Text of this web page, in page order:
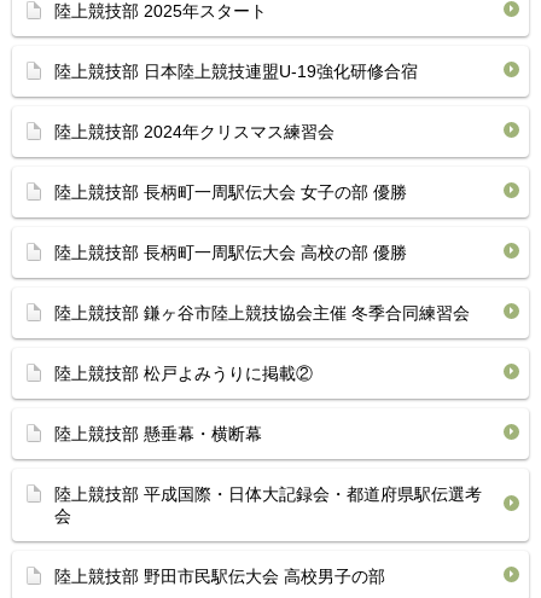
陸上競技部 2025年スタート
陸上競技部 日本陸上競技連盟U-19強化研修合宿
陸上競技部 2024年クリスマス練習会
陸上競技部 長柄町一周駅伝大会 女子の部 優勝
陸上競技部 長柄町一周駅伝大会 高校の部 優勝
陸上競技部 鎌ヶ谷市陸上競技協会主催 冬季合同練習会
陸上競技部 松戸よみうりに掲載②
陸上競技部 懸垂幕・横断幕
陸上競技部 平成国際・日体大記録会・都道府県駅伝選考
会
陸上競技部 野田市民駅伝大会 高校男子の部